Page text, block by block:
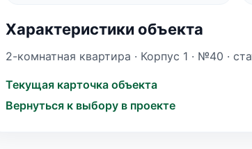
Характеристики объекта
2-комнатная квартира · Корпус 1 · №40 ·
Текущая карточка объекта
Вернуться к выбору в проекте